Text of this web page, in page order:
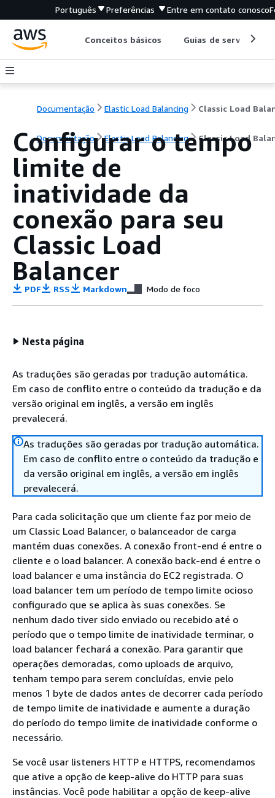
Português Preferências Entre em contato conosco
Conceitos básicos Guias de serviço
Documentação Elastic Load Balancing
Documentação Elastic Load Balancing Classic Load
Configurar o tempo
limite de
inatividade da
conexão para seu
Classic Load
Balancer
PDF RSS Markdown Modo de foco
Nesta página
As traduções são geradas por tradução automática.
Em caso de conflito entre o conteúdo da tradução e da
versão original em inglês, a versão em inglês
prevalecerá.
As traduções são geradas por tradução automática.
Em caso de conflito entre o conteúdo da tradução e
da versão original em inglês, a versão em inglês
prevalecerá.
Para cada solicitação que um cliente faz por meio de
um Classic Load Balancer, o balanceador de carga
mantém duas conexões. A conexão front-end é entre o
cliente e o load balancer. A conexão back-end é entre o
load balancer e uma instância do EC2 registrada. O
load balancer tem um período de tempo limite ocioso
configurado que se aplica às suas conexões. Se
nenhum dado tiver sido enviado ou recebido até o
período que o tempo limite de inatividade terminar, o
load balancer fechará a conexão. Para garantir que
operações demoradas, como uploads de arquivo,
tenham tempo para serem concluídas, envie pelo
menos 1 byte de dados antes de decorrer cada período
de tempo limite de inatividade e aumente a duração
do período do tempo limite de inatividade conforme o
necessário.
Se você usar listeners HTTP e HTTPS, recomendamos
que ative a opção de keep-alive do HTTP para suas
instâncias. Você pode habilitar a opção de keep-alive